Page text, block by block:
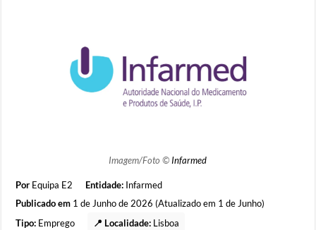
Imagem/Foto © Infarmed
Por Equipa E2 Entidade: Infarmed
Publicado em 1 de Junho de 2026 (Atualizado em 1 de Junho)
Tipo: Emprego 📍 Localidade: Lisboa